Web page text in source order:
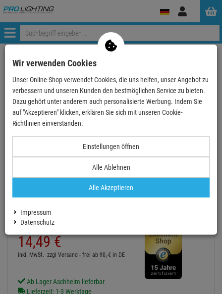
Anmelden
Menü
Weiter einkaufen ProLighting
Wentex P&D - Rahmen und Zubehör
WENTEX© Wentex Pipes & Drapes - Flex Adapter mit …
WENTEX© Wentex Pipes & Drapes - Flex
Adapter mit 4-Wege-Anschluss Schwarz –
Artikel-Nummer:PL97278
Finanzierung ab
14,49 €
inkl. MwSt. zzgl Versand - frei ab 90,-€ in DE
Ab Lager Aschheim lieferbar
Lieferzeit: 1-3 Werktage
Wir verwenden Cookies
Unser Online-Shop verwendet Cookies, die uns helfen, unser Angebot zu
verbessern und unseren Kunden den bestmöglichen Service zu bieten.
Dazu gehört unter anderem auch personalisierte Werbung. Indem Sie
auf "Akzeptieren" klicken, erklären Sie sich mit unseren Cookie-
Richtlinien einverstanden.
Einstellungen öffnen
Alle Ablehnen
Alle Akzeptieren
Impressum
Datenschutz